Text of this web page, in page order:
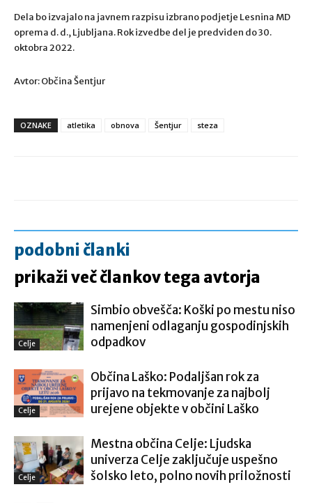
Dela bo izvajalo na javnem razpisu izbrano podjetje Lesnina MD
oprema d. d., Ljubljana. Rok izvedbe del je predviden do 30.
oktobra 2022.
Avtor: Občina Šentjur
OZNAKE atletika obnova Šentjur steza
podobni članki
prikaži več člankov tega avtorja
Celje
Simbio obvešča: Koški po mestu niso
namenjeni odlaganju gospodinjskih
odpadkov
Celje
Občina Laško: Podaljšan rok za
prijavo na tekmovanje za najbolj
urejene objekte v občini Laško
Celje
Mestna občina Celje: Ljudska
univerza Celje zaključuje uspešno
šolsko leto, polno novih priložnosti